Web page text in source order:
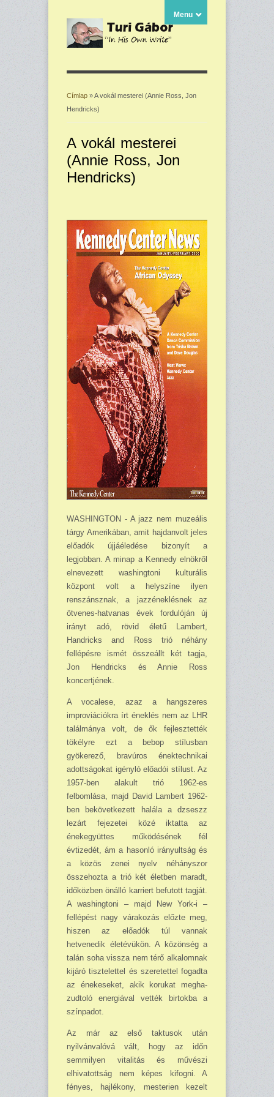
Menu
Jelenlegi hely
Címlap » A vokál mesterei (Annie Ross, Jon
Hendricks)
A vokál mesterei
(Annie Ross, Jon
Hendricks)
WASHINGTON - A jazz nem muzeális
tárgy Amerikában, amit hajdanvolt jeles
előadók újjáéledése bizo­nyít a
legjobban. A minap a Kennedy elnökről
elnevezett washingtoni kulturális
központ volt a helyszíne ilyen
renszánsznak, a jazzéneklésnek az
ötvenes-hatvanas évek fordu­ló­ján új
irányt adó, rövid életű Lambert,
Handricks and Ross trió néhány
fellépésre ismét összeállt két tagja,
Jon Hendricks és Annie Ross
koncertjének.
A vocalese, azaz a hangszeres
improviációkra írt éneklés nem az LHR
találmánya volt, de ők fejlesztették
tökélyre ezt a bebop stílusban
gyökerező, bravúros énektechnikai
adottságokat igényló előadói stílust. Az
1957-ben alakult trió 1962-es
felbomlása, majd David Lambert 1962-
ben bekövetkezett halála a dzseszz
lezárt fejezetei közé iktatta az
énekegyüttes működésének fél
évtizedét, ám a hasonló irányultság és
a közös zenei nyelv néhányszor
összehozta a trió két életben maradt,
időközben önálló karriert befutott tagját.
A washingtoni – majd New York-i –
fellépést nagy várakozás előzte meg,
hiszen az előadók túl vannak
hetvenedik életévükön. A közönség a
talán soha vissza nem térő alkalomnak
kijáró tisztelettel és szeretettel fogadta
az énekeseket, akik korukat meg­ha­
zudtoló energiával vették birtokba a
színpadot.
Az már az első taktusok után
nyilvánvalóvá vált, hogy az időn
semmilyen vitalitás és művészi
elhivatottság nem képes kifogni. A
fényes, hajlékony, mesterien kezelt